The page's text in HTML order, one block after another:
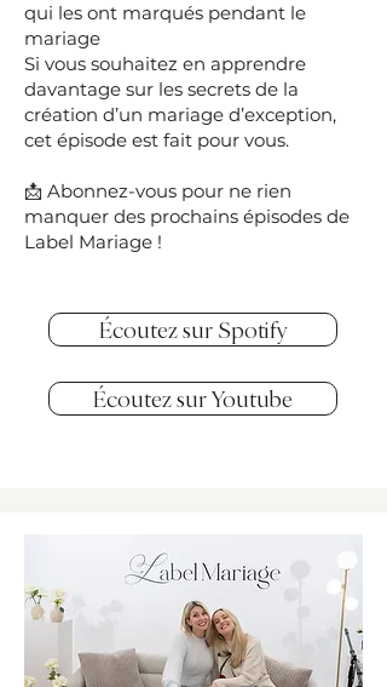
qui les ont marqués pendant le
mariage
Si vous souhaitez en apprendre
davantage sur les secrets de la
création d’un mariage d’exception,
cet épisode est fait pour vous.
📩 Abonnez-vous pour ne rien
manquer des prochains épisodes de
Label Mariage !
Écoutez sur Spotify
Écoutez sur Youtube